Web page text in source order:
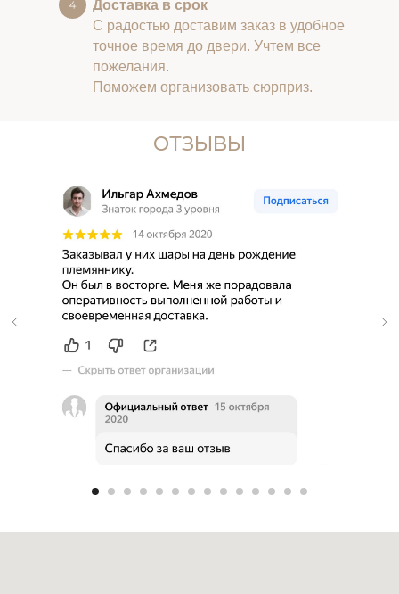
Доставка в срок
С радостью доставим заказ в удобное
точное время до двери. Учтем все
пожелания.
Поможем организовать сюрприз.
ОТЗЫВЫ